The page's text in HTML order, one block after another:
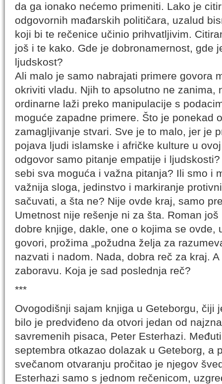
da ga ionako nećemo primeniti. Lako je
odgovornih mađarskih političara, uzalud
koji bi te rečenice učinio prihvatljivim.
još i te kako. Gde je dobronamernost, gde
ljudskost?
Ali malo je samo nabrajati primere govora
okriviti vladu. Njih to apsolutno ne zanima,
ordinarne laži preko manipulacije s
moguće zapadne primere. Što je ponekad
zamagljivanje stvari. Sve je to malo, jer je
pojava ljudi islamske i afričke kulture u
odgovor samo pitanje empatije i
sebi sva moguća i važna pitanja? Ili smo i
važnija sloga, jedinstvo i markiranje
sačuvati, a šta ne? Nije ovde kraj, samo
Umetnost nije rešenje ni za šta. Roman
dobre knjige, dakle, one o kojima se ovde,
govori, prožima „požudna želja za
nazvati i nadom. Nada, dobra reč za kraj.
zaboravu. Koja je sad poslednja reč?
***
Ovogodišnji sajam knjiga u Geteborgu, čiji
bilo je predviđeno da otvori jedan od
savremenih pisaca, Peter Esterhazi.
septembra otkazao dolazak u Geteborg, a
svečanom otvaranju pročitao je njegov
Esterhazi samo s jednom rečenicom,